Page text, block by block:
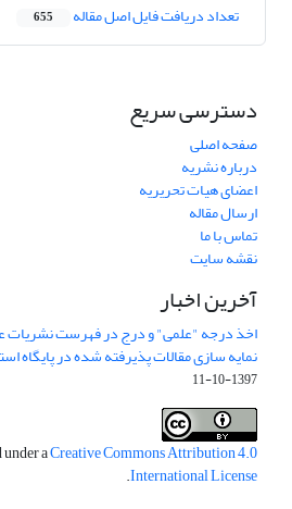
تعداد دریافت فایل اصل مقاله 655
دسترسی سریع
صفحه اصلی
درباره نشریه
اعضای هیات تحریریه
ارسال مقاله
تماس با ما
نقشه سایت
آخرین اخبار
اخذ درجه "علمی" و درج در فهرست نشریات
نمایه سازی مقالات پذیرفته شده در پایگاه
1397-10-11
aCreative Commons Attribution 4.0
International License
.